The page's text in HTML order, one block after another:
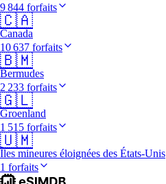
9 844 forfaits
🇨🇦
Canada
10 637 forfaits
🇧🇲
Bermudes
2 233 forfaits
🇬🇱
Groenland
1 515 forfaits
🇺🇲
Îles mineures éloignées des États-Unis
1 forfaits